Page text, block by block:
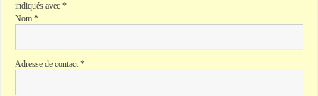
indiqués avec *
Nom *
Adresse de contact *